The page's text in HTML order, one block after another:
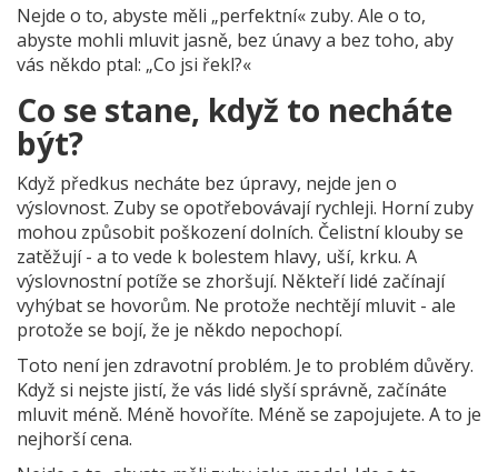
Nejde o to, abyste měli „perfektní« zuby. Ale o to,
abyste mohli mluvit jasně, bez únavy a bez toho, aby
vás někdo ptal: „Co jsi řekl?«
Co se stane, když to necháte
být?
Když předkus necháte bez úpravy, nejde jen o
výslovnost. Zuby se opotřebovávají rychleji. Horní zuby
mohou způsobit poškození dolních. Čelistní klouby se
zatěžují - a to vede k bolestem hlavy, uší, krku. A
výslovnostní potíže se zhoršují. Někteří lidé začínají
vyhýbat se hovorům. Ne protože nechtějí mluvit - ale
protože se bojí, že je někdo nepochopí.
Toto není jen zdravotní problém. Je to problém důvěry.
Když si nejste jistí, že vás lidé slyší správně, začínáte
mluvit méně. Méně hovoříte. Méně se zapojujete. A to je
nejhorší cena.